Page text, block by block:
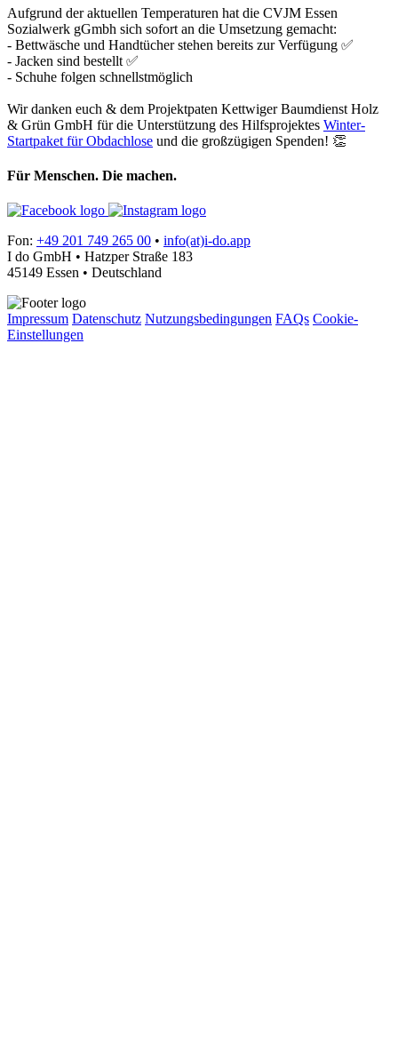
Aufgrund der aktuellen Temperaturen hat die CVJM Essen
Sozialwerk gGmbh sich sofort an die Umsetzung gemacht:
- Bettwäsche und Handtücher stehen bereits zur Verfügung ✅
- Jacken sind bestellt ✅
- Schuhe folgen schnellstmöglich
Wir danken euch & dem Projektpaten Kettwiger Baumdienst Holz
& Grün GmbH für die Unterstützung des Hilfsprojektes Winter-
Startpaket für Obdachlose und die großzügigen Spenden! 👏
Für Menschen. Die machen.
Fon: +49 201 749 265 00 • info(at)i-do.app
I do GmbH • Hatzper Straße 183
45149 Essen • Deutschland
Impressum Datenschutz Nutzungsbedingungen FAQs Cookie-
Einstellungen